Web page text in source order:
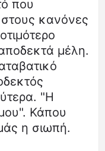
που
στους κανόνες
μέλη.
"Η
Κάπου
η σιωπή.